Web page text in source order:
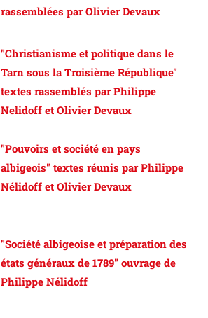
rassemblées par Olivier Devaux
"Christianisme et politique dans le
Tarn sous la Troisième République"
textes rassemblés par Philippe
Nelidoff et Olivier Devaux
"Pouvoirs et société en pays
albigeois" textes réunis par Philippe
Nélidoff et Olivier Devaux
"Société albigeoise et préparation des
états généraux de 1789" ouvrage de
Philippe Nélidoff